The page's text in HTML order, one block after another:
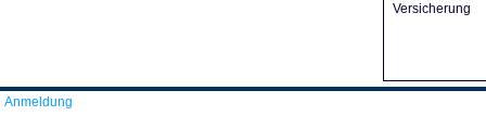
Versicherung
Anmeldung